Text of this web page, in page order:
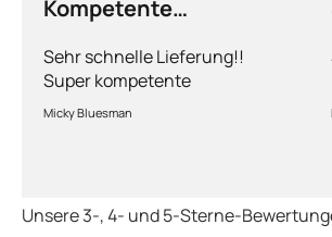
Kompetente
Sehr schnelle Lieferung!!
Super kompetente
Abhandlung!
Micky Bluesman
Unsere 3-, 4- und 5-Sterne-